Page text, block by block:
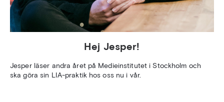
Hej Jesper!
Jesper läser andra året på Medieinstitutet i Stockholm och
ska göra sin LIA-praktik hos oss nu i vår.